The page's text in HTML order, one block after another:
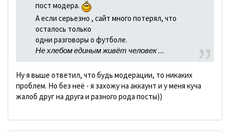
пост модера.
А если серьезно , сайт много потерял, что
осталось только
одни разговоры о футболе.
Не хлебом единым живёт человек....
Ну я выше ответил, что будь модерации, то никаких
проблем. Но без неё - я захожу на аккаунт и у меня куча
жалоб друг на друга и разного рода посты))